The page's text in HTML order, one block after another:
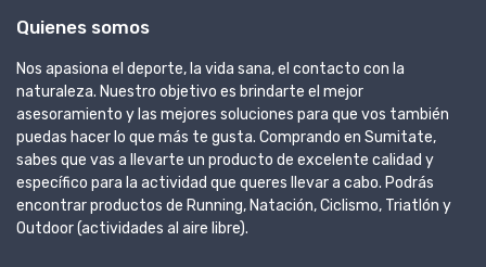
Quienes somos
Nos apasiona el deporte, la vida sana, el contacto con la
naturaleza. Nuestro objetivo es brindarte el mejor
asesoramiento y las mejores soluciones para que vos también
puedas hacer lo que más te gusta. Comprando en Sumitate,
sabes que vas a llevarte un producto de excelente calidad y
específico para la actividad que queres llevar a cabo. Podrás
encontrar productos de Running, Natación, Ciclismo, Triatlón y
Outdoor (actividades al aire libre).